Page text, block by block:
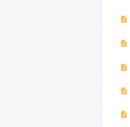




